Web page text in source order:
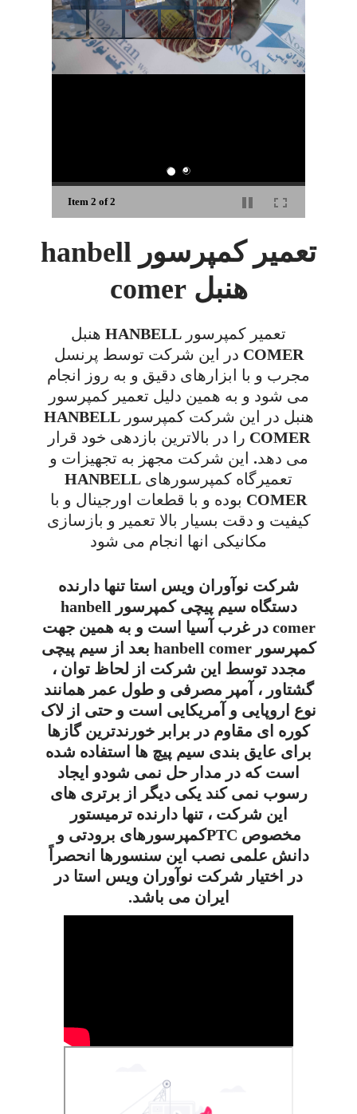
Item 2 of 2
تعمیر کمپرسور hanbell
هنبل comer
تعمیر کمپرسور HANBELL هنبل
COMER در این شرکت توسط پرنسل
مجرب و با ابزارهای دقیق و به روز انجام
می شود و به همین دلیل تعمیر کمپرسور
هنبل در این شرکت کمپرسور HANBELL
COMER را در بالاترین بازدهی خود قرار
می دهد. این شرکت مجهز به تجهیزات و
تعمیرگاه کمپرسورهای HANBELL
COMER بوده و با قطعات اورجینال و با
کیفیت و دقت بسیار بالا تعمیر و بازسازی
مکانیکی انها انجام می شود
شرکت نوآوران ویس استا تنها دارنده
دستگاه سیم پیچی کمپرسور hanbell
comer در غرب آسیا است و به همین جهت
کمپرسور hanbell comer بعد از سیم پیچی
مجدد توسط این شرکت از لحاظ توان ،
گشتاور ، آمپر مصرفی و طول عمر همانند
نوع اروپایی و آمریکایی است و حتی از لاک
کوره ای مقاوم در برابر خورندترین گازها
برای عایق بندی سیم پیچ ها استفاده شده
است که در مدار حل نمی شودو ایجاد
رسوب نمی کند یکی دیگر از برتری های
این شرکت ، تنها دارنده ترمیستور
مخصوص PTCکمپرسورهای برودتی و
دانش علمی نصب این سنسورها انحصراً
در اختیار شرکت نوآوران ویس استا در
ایران می باشد.